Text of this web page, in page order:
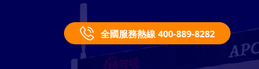
全國服務熱線 400-889-8282